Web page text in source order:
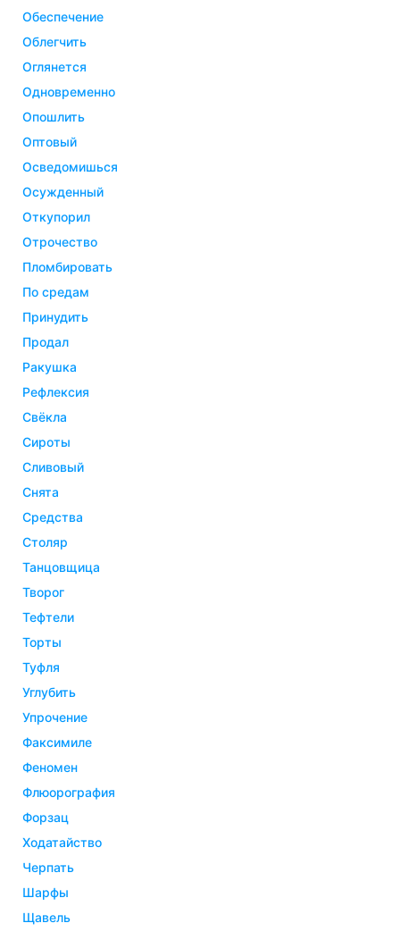
обеспечение
облегчить
оглянется
одновременно
опошлить
оптовый
осведомишься
осужденный
откупорил
отрочество
пломбировать
по средам
принудить
продал
ракушка
рефлексия
свёкла
сироты
сливовый
снята
средства
столяр
танцовщица
творог
тефтели
торты
туфля
углубить
упрочение
факсимиле
феномен
флюорография
форзац
ходатайство
черпать
шарфы
щавель